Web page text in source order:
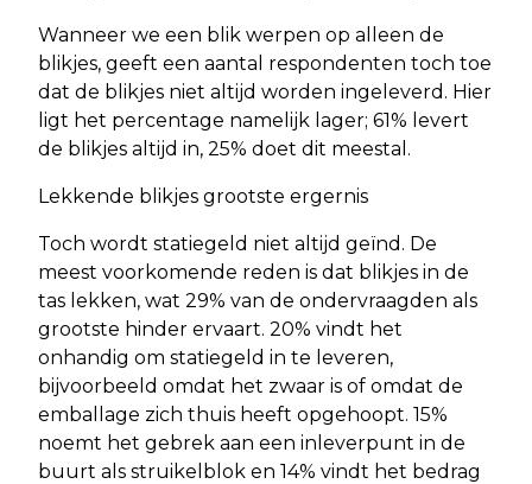
Wanneer we een blik werpen op alleen de
blikjes, geeft een aantal respondenten toch toe
dat de blikjes niet altijd worden ingeleverd. Hier
ligt het percentage namelijk lager; 61% levert
de blikjes altijd in, 25% doet dit meestal.
Lekkende blikjes grootste ergernis
Toch wordt statiegeld niet altijd geïnd. De
meest voorkomende reden is dat blikjes in de
tas lekken, wat 29% van de ondervraagden als
grootste hinder ervaart. 20% vindt het
onhandig om statiegeld in te leveren,
bijvoorbeeld omdat het zwaar is of omdat de
emballage zich thuis heeft opgehoopt. 15%
noemt het gebrek aan een inleverpunt in de
buurt als struikelblok en 14% vindt het bedrag